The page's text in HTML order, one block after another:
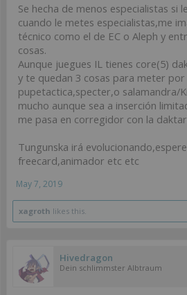
Se hecha de menos especialistas si
cuando le metes especialistas,me
técnico como el de EC o Aleph y
cosas.
Aunque juegues IL tienes core(5)
y te quedan 3 cosas para meter
pupetactica,specter,o salamandra/
mucho aunque sea a inserción
me pasa en corregidor con la
Tungunska irá
freecard,animador etc etc
May 7, 2019
xagroth likes this.
Hivedragon
Dein schlimmster Albtraum